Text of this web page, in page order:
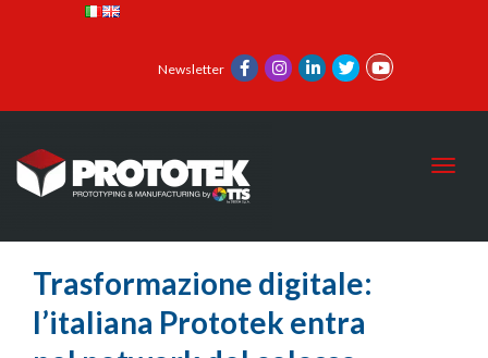
Newsletter
Trasformazione digitale:
l’italiana Prototek entra